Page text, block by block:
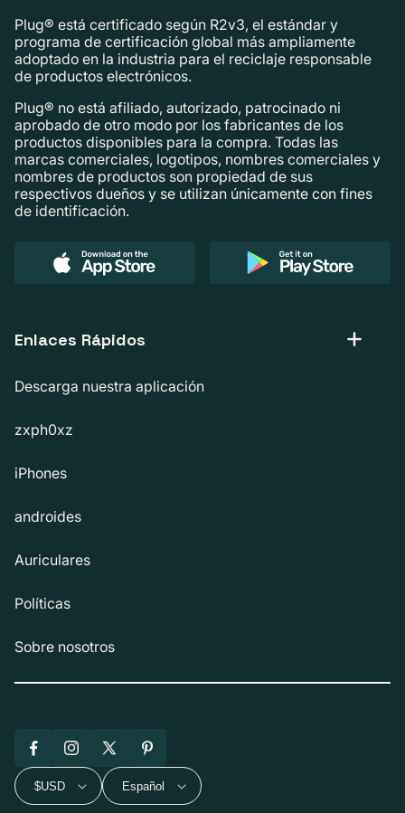
Plug® está certificado según R2v3, el estándar y
programa de certificación global más ampliamente
adoptado en la industria para el reciclaje responsable
de productos electrónicos.
Plug® no está afiliado, autorizado, patrocinado ni
aprobado de otro modo por los fabricantes de los
productos disponibles para la compra. Todas las
marcas comerciales, logotipos, nombres comerciales y
nombres de productos son propiedad de sus
respectivos dueños y se utilizan únicamente con fines
de identificación.
Enlaces Rápidos
Descarga nuestra aplicación
zxph0xz
iPhones
androides
Auriculares
Políticas
Sobre nosotros
FacebookInstagram
X
(Twitter)
Pinterest
$USD Español